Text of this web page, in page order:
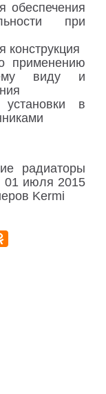
обеспечения
при
конструкция
применению
виду и
в
радиаторы
01 июля 2015
Kermi